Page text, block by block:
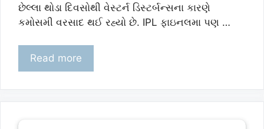
છેલ્લા થોડા દિવસોથી વેસ્ટર્ન ડિસ્ટર્બન્સના કારણે
કમોસમી વરસાદ થઈ રહ્યો છે. IPL ફાઇનલમા પણ …
Read more